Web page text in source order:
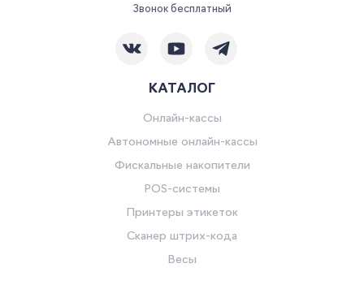
Звонок бесплатный
КАТАЛОГ
Онлайн-кассы
Автономные онлайн-кассы
Фискальные накопители
POS-системы
Принтеры этикеток
Сканер штрих-кода
Весы